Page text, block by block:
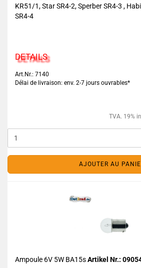
KR51/1, Star SR4-2, Sperber SR4-3 ,
SR4-4
DETAILS
Art.Nr.: 7140
Délai de livraison: env. 2-7 jours ouvrables*
TVA. 19%
AJOUTER AU
Ampoule 6V 5W BA15sArtikel Nr.: